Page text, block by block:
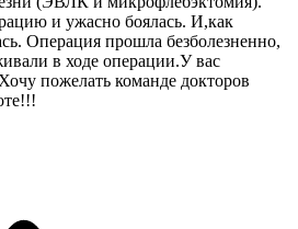
и ужасно боялась. И,как
Операция прошла безболезненно,
в ходе операции.У вас
пожелать команде докторов